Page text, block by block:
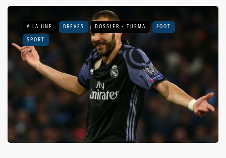
A LA UNE BRÈVES DOSSIER - THEMA FOOT
SPORT